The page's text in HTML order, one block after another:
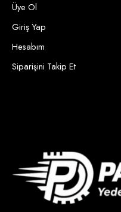
Üye Ol
Giriş Yap
Hesabım
Siparişini Takip Et